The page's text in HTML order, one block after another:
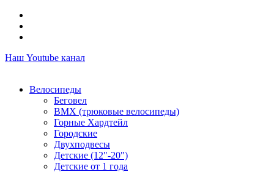
Наш Youtube канал
Велосипеды
Беговел
ВМХ (трюковые велосипеды)
Горные Хардтейл
Городские
Двухподвесы
Детские (12"-20")
Детские от 1 года